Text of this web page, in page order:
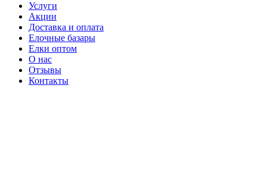
Услуги
Акции
Доставка и оплата
Елочные базары
Елки оптом
О нас
Отзывы
Контакты